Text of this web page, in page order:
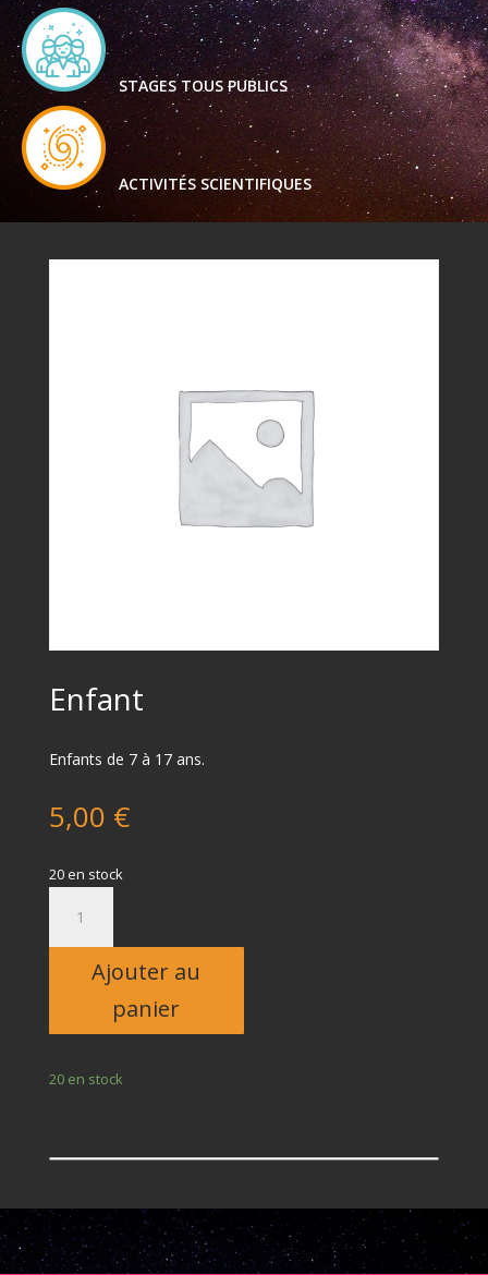
STAGES TOUS PUBLICS
ACTIVITÉS SCIENTIFIQUES
Enfant
Enfants de 7 à 17 ans.
5,00 €
20 en stock
Enfant
Ajouter au
panier
20 en stock